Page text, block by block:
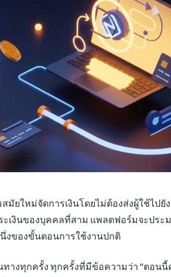
ยใหม่จัดการเงินโดยไม่ต้องส่งผู้ใช้ไปยั
ะเงินของบุคคลที่สาม แพลตฟอร์มจะประ
งของขั้นตอนการใช้งานปกติ
ทางทุกครั้ง ทุกครั้งที่มีข้อความว่า "ตอน